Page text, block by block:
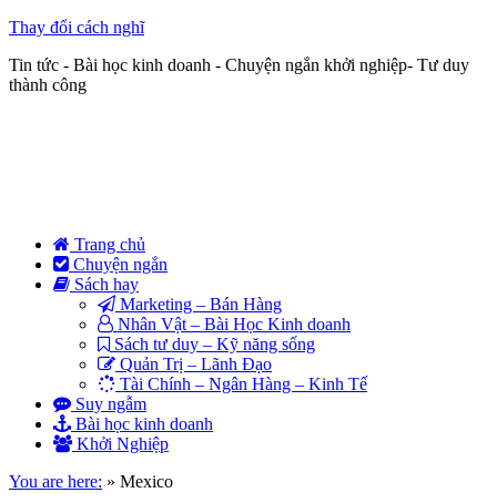
Thay đổi cách nghĩ
Tin tức - Bài học kinh doanh - Chuyện ngắn khởi nghiệp- Tư duy
thành công
Trang chủ
Chuyện ngắn
Sách hay
Marketing – Bán Hàng
Nhân Vật – Bài Học Kinh doanh
Sách tư duy – Kỹ năng sống
Quản Trị – Lãnh Đạo
Tài Chính – Ngân Hàng – Kinh Tế
Suy ngẫm
Bài học kinh doanh
Khởi Nghiệp
You are here: » Mexico